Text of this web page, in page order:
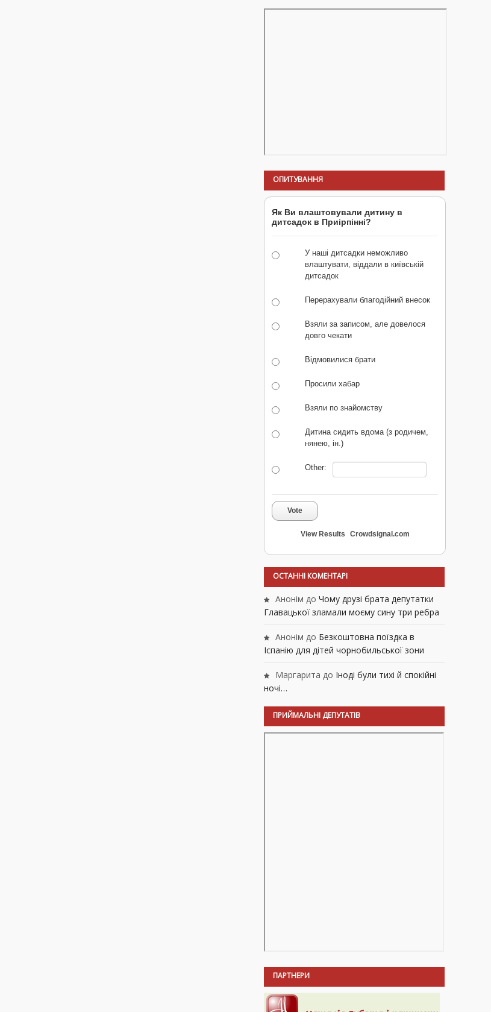
ОПИТУВАННЯ
Як Ви влаштовували дитину в
дитсадок в Приірпінні?
У наші дитсадки неможливо
влаштувати, віддали в київській
дитсадок
Перерахували благодійний внесок
Взяли за записом, але довелося
довго чекати
Відмовилися брати
Просили хабар
Взяли по знайомству
Дитина сидить вдома (з родичем,
нянею, ін.)
Other:
Vote
View Results Crowdsignal.com
ОСТАННІ КОМЕНТАРІ
Анонім до Чому друзі брата депутатки
Главацької зламали моєму сину три ребра
Анонім до Безкоштовна поїздка в
Іспанію для дітей чорнобильської зони
Маргарита до Іноді були тихі й спокійні
ночі…
ПРИЙМАЛЬНІ ДЕПУТАТІВ
ПАРТНЕРИ